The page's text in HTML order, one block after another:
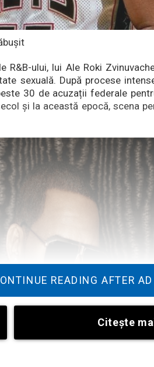
R&B-ului, lui Ale Roki
sexuală. După procese
30 de acuzații federale
și la această epocă, scena
READING AFTER AD
Citeşte